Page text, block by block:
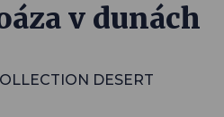
v dunách
DESERT